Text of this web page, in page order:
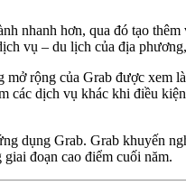
nhanh hơn, qua đó tạo
vụ – du lịch của địa
rộng của Grab được xem
các dịch vụ khác khi điều
dụng Grab. Grab khuyến
đoạn cao điểm cuối năm.